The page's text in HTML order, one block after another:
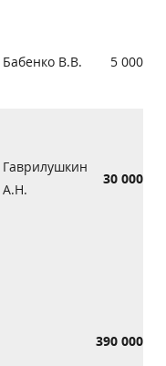
Бабенко В.В. 5 000
Гаврилушкин
А.Н.
30 000
390 000